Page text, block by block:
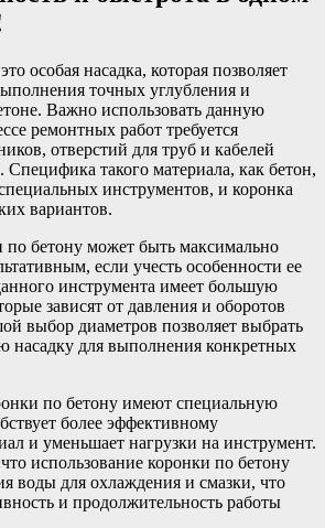
особая насадка, которая позволяет
точных углубления и
Важно использовать данную
ремонтных работ требуется
отверстий для труб и кабелей
Специфика такого материала, как бетон,
инструментов, и коронка
вариантов.
бетону может быть максимально
если учесть особенности ее
инструмента имеет большую
зависят от давления и оборотов
выбор диаметров позволяет выбрать
насадку для выполнения конкретных
по бетону имеют специальную
более эффективному
и уменьшает нагрузки на инструмент.
использование коронки по бетону
воды для охлаждения и смазки, что
и продолжительность работы